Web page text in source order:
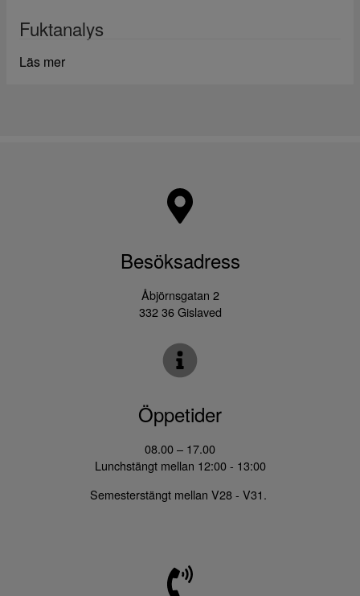
Fuktanalys
Läs mer
Besöksadress
Åbjörnsgatan 2
332 36 Gislaved
Öppetider
08.00 – 17.00
Lunchstängt mellan 12:00 - 13:00
Semesterstängt mellan V28 - V31.